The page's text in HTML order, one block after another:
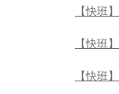
【快班
【快班
【快班